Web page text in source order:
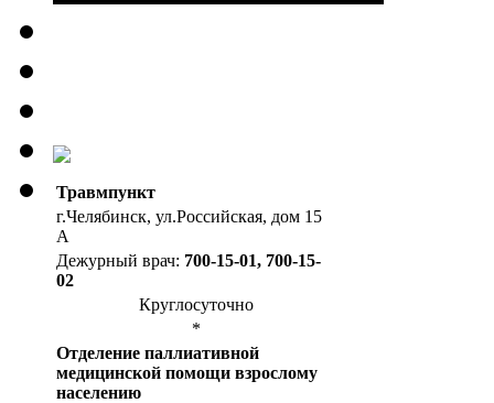
Травмпункт
г.Челябинск, ул.Российская, дом 15
А
Дежурный врач: 700-15-01, 700-15-
02
Круглосуточно
*
Отделение паллиативной
медицинской помощи взрослому
населению